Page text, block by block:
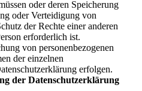
oder deren Speicherung
oder Verteidigung von
der Rechte einer anderen
erforderlich ist.
von personenbezogenen
der einzelnen
erfolgen.
der Datenschutzerklärung